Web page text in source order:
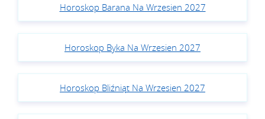
Horoskop Barana Na Wrzesien 2027
Horoskop Byka Na Wrzesien 2027
Horoskop Bliźniąt Na Wrzesien 2027